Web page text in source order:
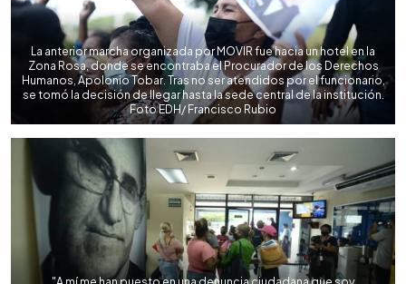
La anterior marcha organizada por MOVIR fue hacia un hotel en la
Zona Rosa, donde se encontraba el Procurador de los Derechos
Humanos, Apolonio Tobar. Tras no ser atendidos por el funcionario,
se tomó la decisión de llegar hasta la sede central de la institución.
Foto EDH/ Francisco Rubio